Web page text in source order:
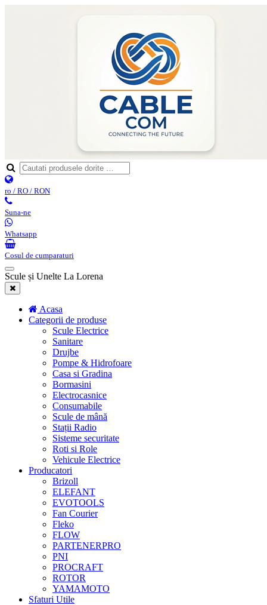
ro / RO / RON
Suna-ne
Whatsapp
Cosul de cumparaturi
Scule și Unelte La Lorena
Acasa
Categorii de produse
Scule Electrice
Sanitare
Drujbe
Pompe & Hidrofoare
Casa si Gradina
Bormasini
Electrocasnice
Consumabile
Scule de mână
Stații Radio
Sisteme securitate
Roti si Role
Vehicule Electrice
Producatori
Brizoll
ELEFANT
EVOTOOLS
Fan Courier
Fleko
FLOW
PARTENERPRO
PNI
PROCRAFT
ROTOR
YAMAMOTO
Sfaturi Utile